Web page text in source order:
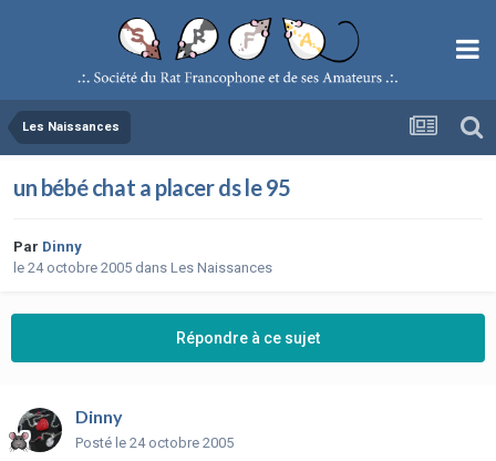
Les Naissances
un bébé chat a placer ds le 95
Par Dinny
le 24 octobre 2005 dans Les Naissances
Répondre à ce sujet
Dinny
Posté le 24 octobre 2005